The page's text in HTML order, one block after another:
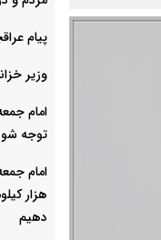
پیام
وزیر
امام
توجه
هزار
دهیم